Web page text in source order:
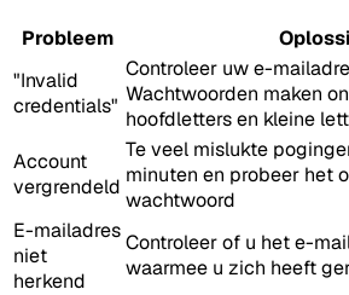
Probleem
"Invalid
credentials"
Controleer uw e-
Wachtwoorden maken
hoofdletters en kleine
Account
vergrendeld
Te veel mislukte
minuten en probeer het
wachtwoord
E-mailadres
niet
herkend
Controleer of u het e-
waarmee u zich heeft